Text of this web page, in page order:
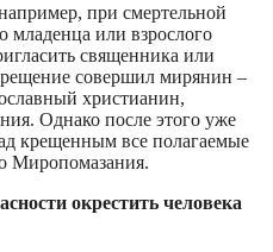
при смертельной
младенца или взрослого
священника или
совершил мирянин –
христианин,
Однако после этого уже
крещенным все полагаемые
Миропомазания.
окрестить человека